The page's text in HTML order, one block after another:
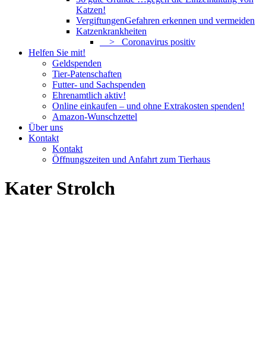
Katzen!
VergiftungenGefahren erkennen und vermeiden
Katzenkrankheiten
> Coronavirus positiv
Helfen Sie mit!
Geldspenden
Tier-Patenschaften
Futter- und Sachspenden
Ehrenamtlich aktiv!
Online einkaufen – und ohne Extrakosten spenden!
Amazon-Wunschzettel
Über uns
Kontakt
Kontakt
Öffnungszeiten und Anfahrt zum Tierhaus
Kater Strolch